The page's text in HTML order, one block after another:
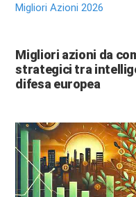
Migliori Azioni 2026
Migliori azioni da
strategici tra
difesa europea